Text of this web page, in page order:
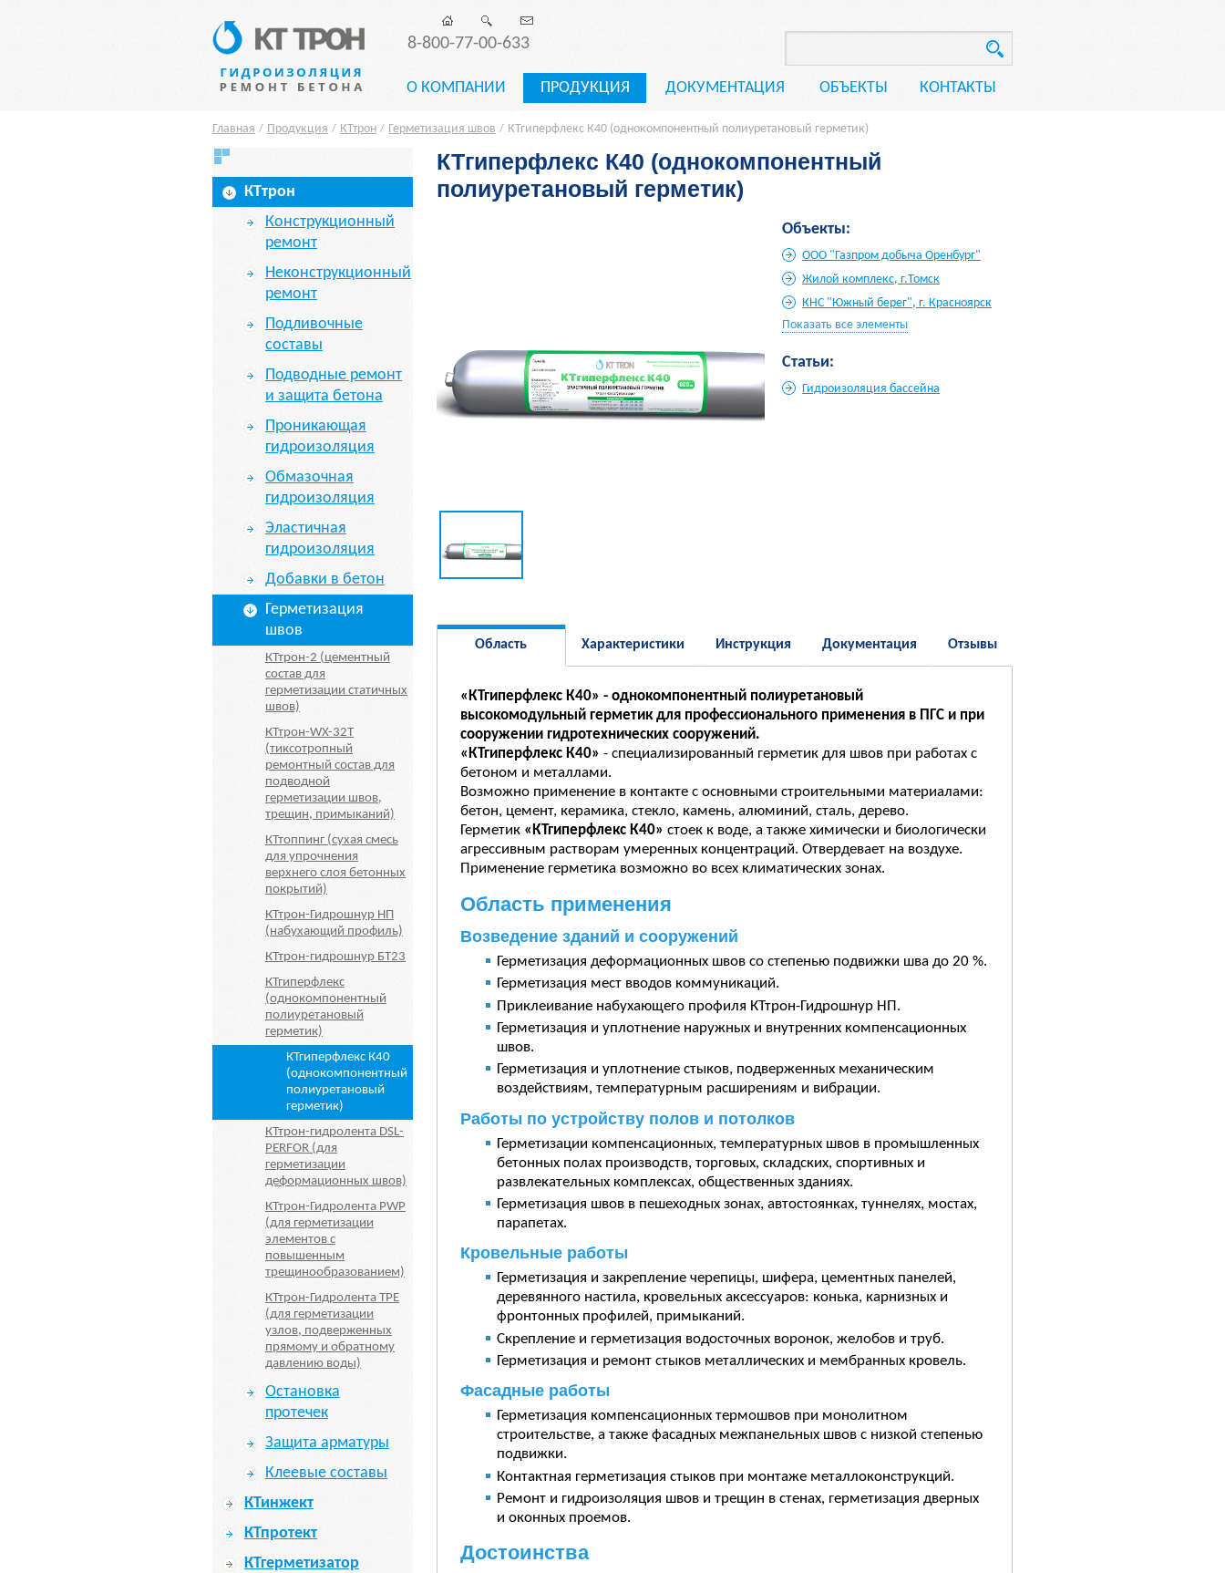
8-800-77-00-633
О КОМПАНИИ ПРОДУКЦИЯ ДОКУМЕНТАЦИЯ ОБЪЕКТЫ КОНТАКТЫ
Главная / Продукция / КТтрон / Герметизация швов / КТгиперфлекс К40 (однокомпонентный полиуретановый герметик)
КТтрон
Конструкционный
ремонт
Неконструкционный
ремонт
Подливочные
составы
Подводные ремонт
и защита бетона
Проникающая
гидроизоляция
Обмазочная
гидроизоляция
Эластичная
гидроизоляция
Добавки в бетон
Герметизация
швов
КТтрон-2 (цементный
состав для
герметизации статичных
швов)
КТтрон-WX-32T
(тиксотропный
ремонтный состав для
подводной
герметизации швов,
трещин, примыканий)
КТтоппинг (сухая смесь
для упрочнения
верхнего слоя бетонных
покрытий)
КТтрон-Гидрошнур НП
(набухающий профиль)
КТтрон-гидрошнур БТ23
КТгиперфлекс
(однокомпонентный
полиуретановый
герметик)
КТгиперфлекс К40
(однокомпонентный
полиуретановый
герметик)
КТтрон-гидролента DSL-
PERFOR (для
герметизации
деформационных швов)
КТтрон-Гидролента PWP
(для герметизации
элементов с
повышенным
трещинообразованием)
КТтрон-Гидролента TPE
(для герметизации
узлов, подверженных
прямому и обратному
давлению воды)
Остановка
протечек
Защита арматуры
Клеевые составы
КТинжект
КТпротект
КТгерметизатор
КТгиперфлекс К40 (однокомпонентный
полиуретановый герметик)
Объекты:
ООО "Газпром добыча Оренбург"
Жилой комплекс, г.Томск
КНС "Южный берег", г. Красноярск
Показать все элементы
Статьи:
Гидроизоляция бассейна
Область
применения
Характеристики Инструкция Документация Отзывы
«КТгиперфлекс К40» - однокомпонентный полиуретановый
высокомодульный герметик для профессионального применения в ПГС и при
сооружении гидротехнических сооружений.
«КТгиперфлекс К40» - специализированный герметик для швов при работах с
бетоном и металлами.
Возможно применение в контакте с основными строительными материалами:
бетон, цемент, керамика, стекло, камень, алюминий, сталь, дерево.
Герметик «КТгиперфлекс К40» стоек к воде, а также химически и биологически
агрессивным растворам умеренных концентраций. Отвердевает на воздухе.
Применение герметика возможно во всех климатических зонах.
Область применения
Возведение зданий и сооружений
Герметизация деформационных швов со степенью подвижки шва до 20 %.
Герметизация мест вводов коммуникаций.
Приклеивание набухающего профиля КТтрон-Гидрошнур НП.
Герметизация и уплотнение наружных и внутренних компенсационных
швов.
Герметизация и уплотнение стыков, подверженных механическим
воздействиям, температурным расширениям и вибрации.
Работы по устройству полов и потолков
Герметизации компенсационных, температурных швов в промышленных
бетонных полах производств, торговых, складских, спортивных и
развлекательных комплексах, общественных зданиях.
Герметизация швов в пешеходных зонах, автостоянках, туннелях, мостах,
парапетах.
Кровельные работы
Герметизация и закрепление черепицы, шифера, цементных панелей,
деревянного настила, кровельных аксессуаров: конька, карнизных и
фронтонных профилей, примыканий.
Скрепление и герметизация водосточных воронок, желобов и труб.
Герметизация и ремонт стыков металлических и мембранных кровель.
Фасадные работы
Герметизация компенсационных термошвов при монолитном
строительстве, а также фасадных межпанельных швов с низкой степенью
подвижки.
Контактная герметизация стыков при монтаже металлоконструкций.
Ремонт и гидроизоляция швов и трещин в стенах, герметизация дверных
и оконных проемов.
Достоинства